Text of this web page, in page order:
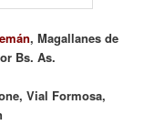
, Magallanes de
Bs. As.
Vial Formosa,